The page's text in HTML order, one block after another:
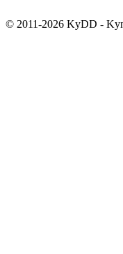
© 2011-2026 KyDD -